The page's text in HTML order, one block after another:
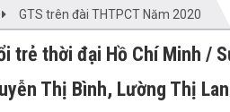
GTS trên đài THTPCT Năm 2020
trẻ thời đại Hồ Chí Minh /
Thị Bình, Lường Thị